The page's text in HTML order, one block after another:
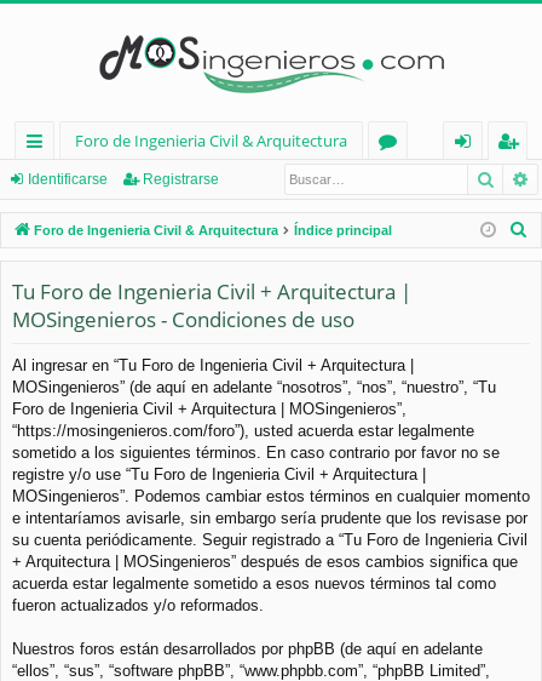
nl
ac
es
rá
pi
d
os
Foro de Ingenieria Civil & Arquitectura
os
nt
ifi
eg
ist
ra
Identificarse Registrarse
Foro de Ingenieria Civil & Arquitectura Índice principal
Tu Foro de Ingenieria Civil + Arquitectura |
MOSingenieros - Condiciones de uso
Al ingresar en “Tu Foro de Ingenieria Civil + Arquitectura |
MOSingenieros” (de aquí en adelante “nosotros”, “nos”, “nuestro”, “Tu
Foro de Ingenieria Civil + Arquitectura | MOSingenieros”,
“https://mosingenieros.com/foro”), usted acuerda estar legalmente
sometido a los siguientes términos. En caso contrario por favor no se
registre y/o use “Tu Foro de Ingenieria Civil + Arquitectura |
MOSingenieros”. Podemos cambiar estos términos en cualquier momento
e intentaríamos avisarle, sin embargo sería prudente que los revisase por
su cuenta periódicamente. Seguir registrado a “Tu Foro de Ingenieria Civil
+ Arquitectura | MOSingenieros” después de esos cambios significa que
acuerda estar legalmente sometido a esos nuevos términos tal como
fueron actualizados y/o reformados.
Nuestros foros están desarrollados por phpBB (de aquí en adelante
“ellos”, “sus”, “software phpBB”, “www.phpbb.com”, “phpBB Limited”,